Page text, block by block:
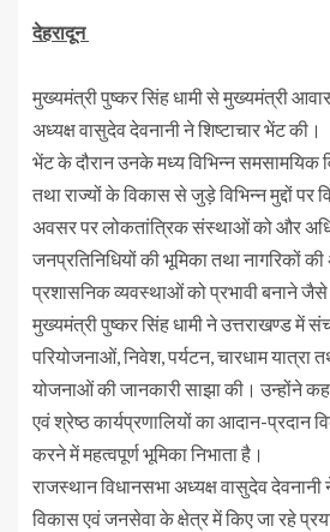
देहरादून
मुख्यमंत्री पुष्कर सिंह धामी से मुख्यमंत्री
अध्यक्ष वासुदेव देवनानी ने शिष्टाचार भेंट की।
भेंट के दौरान उनके मध्य विभिन्न
तथा राज्यों के विकास से जुड़े विभिन्न मुद्दों पर
अवसर पर लोकतांत्रिक संस्थाओं को और
जनप्रतिनिधियों की भूमिका तथा नागरिकों
प्रशासनिक व्यवस्थाओं को प्रभावी बनाने जैसे
मुख्यमंत्री पुष्कर सिंह धामी ने उत्तराखण्ड में
परियोजनाओं, निवेश, पर्यटन, चारधाम यात्रा
योजनाओं की जानकारी साझा की। उन्होंने
एवं श्रेष्ठ कार्यप्रणालियों का आदान-प्रदान
करने में महत्वपूर्ण भूमिका निभाता है।
राजस्थान विधानसभा अध्यक्ष वासुदेव देवनानी
विकास एवं जनसेवा के क्षेत्र में किए जा रहे